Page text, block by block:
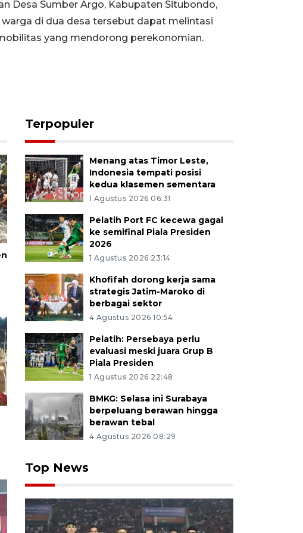
Desa Sumber Argo, Kabupaten Situbondo,
di dua desa tersebut dapat melintasi
yang mendorong perekonomian.
Terpopuler
Menang atas Timor Leste,
Indonesia tempati posisi
kedua klasemen sementara
1 Agustus 2026 06:31
Pelatih Port FC kecewa gagal
ke semifinal Piala Presiden
2026
1 Agustus 2026 23:14
Khofifah dorong kerja sama
strategis Jatim-Maroko di
berbagai sektor
4 Agustus 2026 10:54
Pelatih: Persebaya perlu
evaluasi meski juara Grup B
Piala Presiden
1 Agustus 2026 22:48
BMKG: Selasa ini Surabaya
berpeluang berawan hingga
berawan tebal
4 Agustus 2026 08:29
Top News